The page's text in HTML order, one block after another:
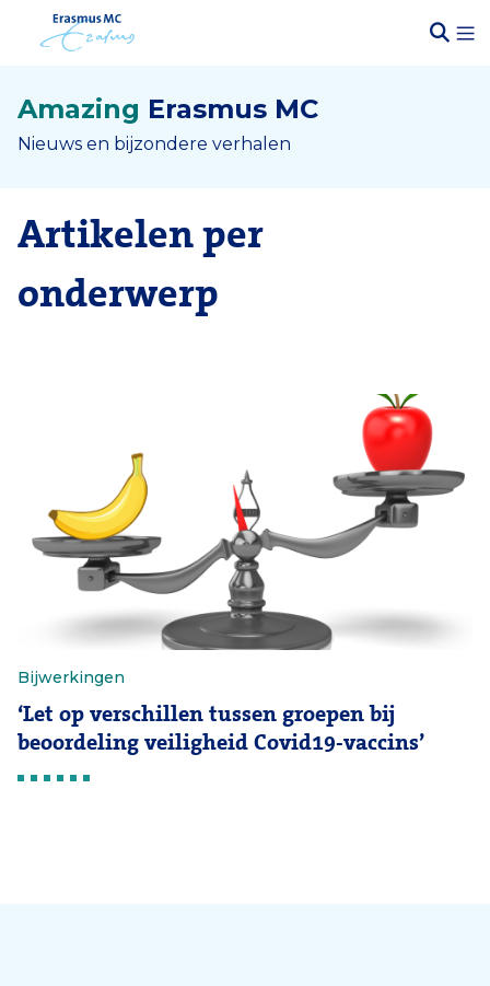
Amazing Erasmus MC
Nieuws en bijzondere verhalen
Artikelen per
onderwerp
Bijwerkingen
‘Let op verschillen tussen groepen bij
beoordeling veiligheid Covid19-vaccins’